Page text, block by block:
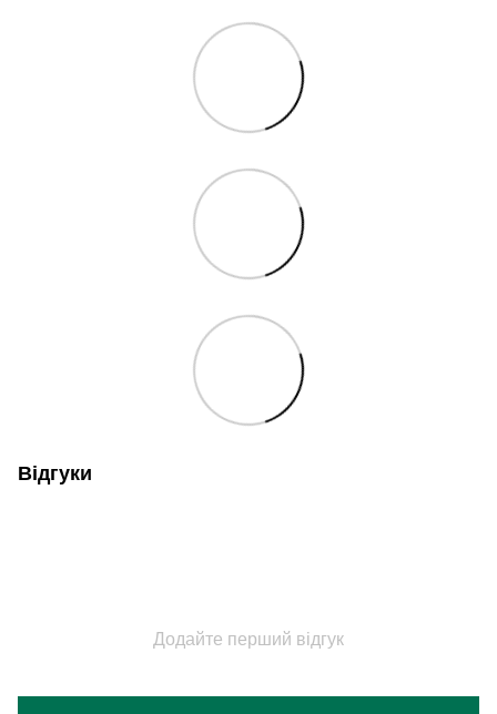
Відгуки
Додайте перший відгук